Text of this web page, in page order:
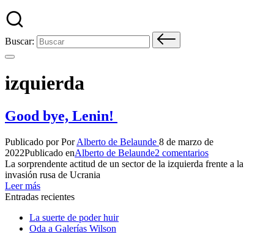
Buscar:
izquierda
Good bye, Lenin!
Publicado por PorAlberto de Belaunde 8 de marzo de
2022Publicado enAlberto de Belaunde2 comentarios
La sorprendente actitud de un sector de la izquierda frente a la
invasión rusa de Ucrania
Leer más
Entradas recientes
La suerte de poder huir
Oda a Galerías Wilson